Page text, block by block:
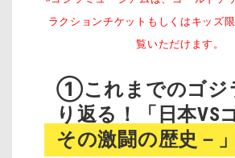
ラクションチケットもしくはキッズ
覧いただけます。
①これまでのゴジ
り返る！「日本VS
その激闘の歴史－」